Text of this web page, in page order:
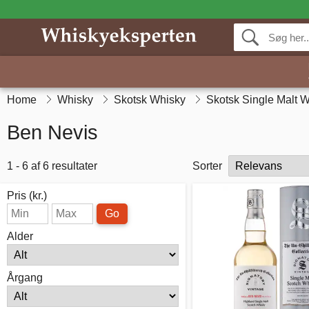
Home Whisky Skotsk Whisky Skotsk Single Malt
Ben Nevis
1 - 6 af 6 resultater Sorter
Pris (kr.)
Go
Alder
Årgang